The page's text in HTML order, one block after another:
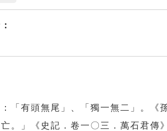
「有頭無尾」、「獨一無二」。《
。」《史記．卷一〇三．萬石君傳